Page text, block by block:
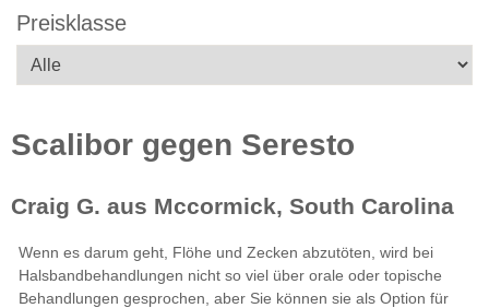
Preisklasse